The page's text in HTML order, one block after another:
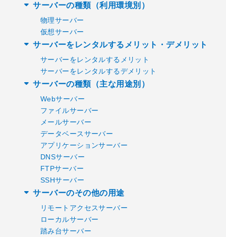
サーバーの種類（利用環境別）
物理サーバー
仮想サーバー
サーバーをレンタルするメリット・デメリット
サーバーをレンタルするメリット
サーバーをレンタルするデメリット
サーバーの種類（主な用途別）
Webサーバー
ファイルサーバー
メールサーバー
データベースサーバー
アプリケーションサーバー
DNSサーバー
FTPサーバー
SSHサーバー
サーバーのその他の用途
リモートアクセスサーバー
ローカルサーバー
踏み台サーバー